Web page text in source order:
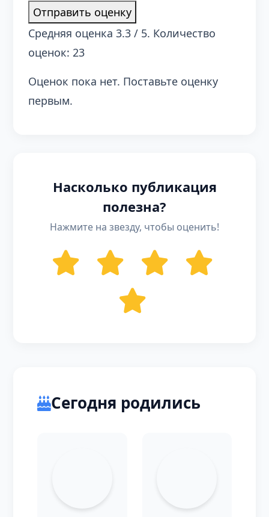
Отправить оценку
Средняя оценка3.3 / 5. Количество
оценок:23
Оценок пока нет. Поставьте оценку
первым.
Насколько публикация
полезна?
Нажмите на звезду, чтобы оценить!
Сегодня родились